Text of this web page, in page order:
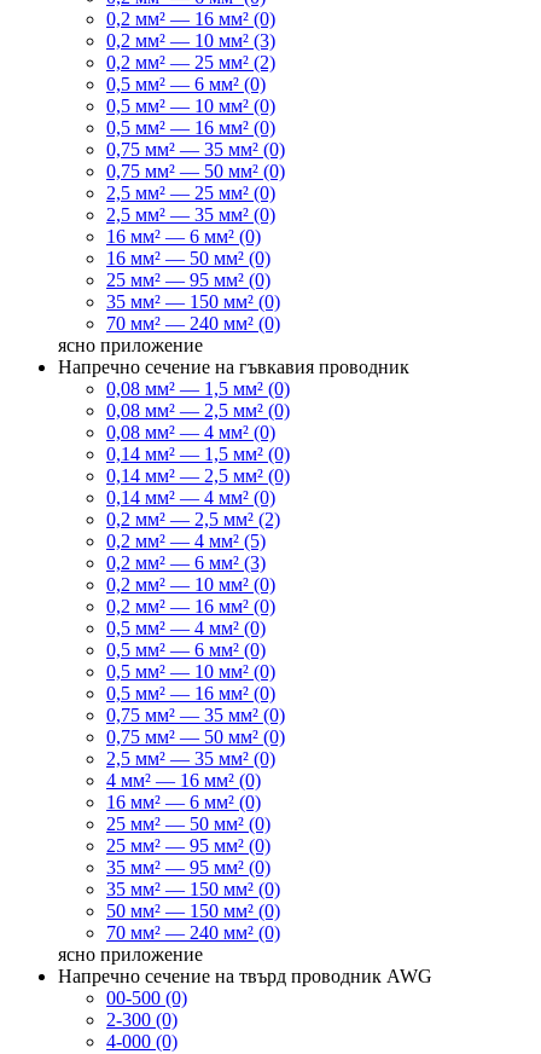
0,2 мм² — 16 мм² (0)
0,2 мм² — 10 мм² (3)
0,2 мм² — 25 мм² (2)
0,5 мм² — 6 мм² (0)
0,5 мм² — 10 мм² (0)
0,5 мм² — 16 мм² (0)
0,75 мм² — 35 мм² (0)
0,75 мм² — 50 мм² (0)
2,5 мм² — 25 мм² (0)
2,5 мм² — 35 мм² (0)
16 мм² — 6 мм² (0)
16 мм² — 50 мм² (0)
25 мм² — 95 мм² (0)
35 мм² — 150 мм² (0)
70 мм² — 240 мм² (0)
ясно приложение
Напречно сечение на гъвкавия проводник
0,08 мм² — 1,5 мм² (0)
0,08 мм² — 2,5 мм² (0)
0,08 мм² — 4 мм² (0)
0,14 мм² — 1,5 мм² (0)
0,14 мм² — 2,5 мм² (0)
0,14 мм² — 4 мм² (0)
0,2 мм² — 2,5 мм² (2)
0,2 мм² — 4 мм² (5)
0,2 мм² — 6 мм² (3)
0,2 мм² — 10 мм² (0)
0,2 мм² — 16 мм² (0)
0,5 мм² — 4 мм² (0)
0,5 мм² — 6 мм² (0)
0,5 мм² — 10 мм² (0)
0,5 мм² — 16 мм² (0)
0,75 мм² — 35 мм² (0)
0,75 мм² — 50 мм² (0)
2,5 мм² — 35 мм² (0)
4 мм² — 16 мм² (0)
16 мм² — 6 мм² (0)
25 мм² — 50 мм² (0)
25 мм² — 95 мм² (0)
35 мм² — 95 мм² (0)
35 мм² — 150 мм² (0)
50 мм² — 150 мм² (0)
70 мм² — 240 мм² (0)
ясно приложение
Напречно сечение на твърд проводник AWG
00-500 (0)
2-300 (0)
4-000 (0)